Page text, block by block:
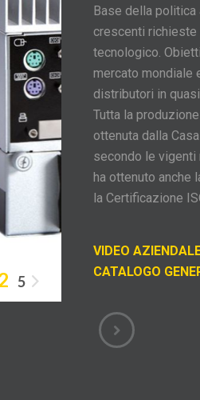
5
Base della
crescenti
tecnologico.
mercato mondiale
distributori in
Tutta la
ottenuta dalla
secondo le vigenti
ha ottenuto anche
la Certificazione
VIDEO
CATALOGO